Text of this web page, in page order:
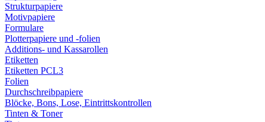
Strukturpapiere
Motivpapiere
Formulare
Plotterpapiere und -folien
Additions- und Kassarollen
Etiketten
Etiketten PCL3
Folien
Durchschreibpapiere
Blöcke, Bons, Lose, Eintrittskontrollen
Tinten & Toner